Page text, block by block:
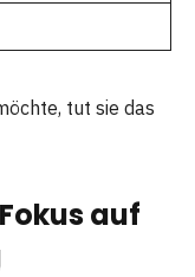
tut sie das
auf